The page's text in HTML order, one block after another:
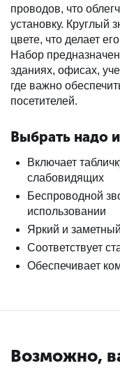
проводов, что
установку. Круглый
цвете, что делает
Набор
зданиях, офисах,
где важно
посетителей.
Выбрать надо
Включает
слабовидящих
Беспроводной
использовании
Яркий и
Соответствует
Обеспечивает
Возможно,